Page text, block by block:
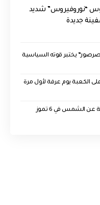
“نوروفيروس” شديد
جديدة
يختبر قوته السياسية
الكعبة يوم عرفة لأول مرة
“الأوج” يقترب.. الأرض تصل أبعد مسافة عن الشمس في 6 تموز